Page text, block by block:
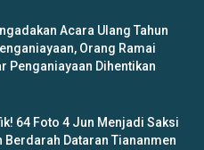
Acara Ulang Tahun
Orang Ramai
Penganiayaan Dihentikan
64 Foto 4 Jun Menjadi Saksi
Berdarah Dataran Tiananmen